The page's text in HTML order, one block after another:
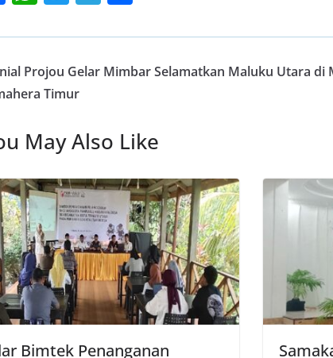
e
b
o
k
at
s
A
p
itt
er
e
gr
ar
e
Projou Gelar Mimbar Selamatkan Maluku Utara di
Timur
May Also Like
Bimtek Penanganan